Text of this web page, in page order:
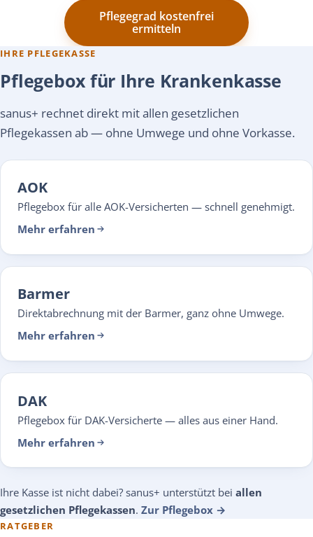
Pflegegrad kostenfrei
ermitteln
IHRE PFLEGEKASSE
Pflegebox für Ihre Krankenkasse
sanus+ rechnet direkt mit allen gesetzlichen
Pflegekassen ab — ohne Umwege und ohne Vorkasse.
AOK
Pflegebox für alle AOK-Versicherten — schnell genehmigt.
Mehr erfahren
Barmer
Direktabrechnung mit der Barmer, ganz ohne Umwege.
Mehr erfahren
DAK
Pflegebox für DAK-Versicherte — alles aus einer Hand.
Mehr erfahren
Ihre Kasse ist nicht dabei? sanus+ unterstützt bei allen
gesetzlichen Pflegekassen. Zur Pflegebox →
RATGEBER